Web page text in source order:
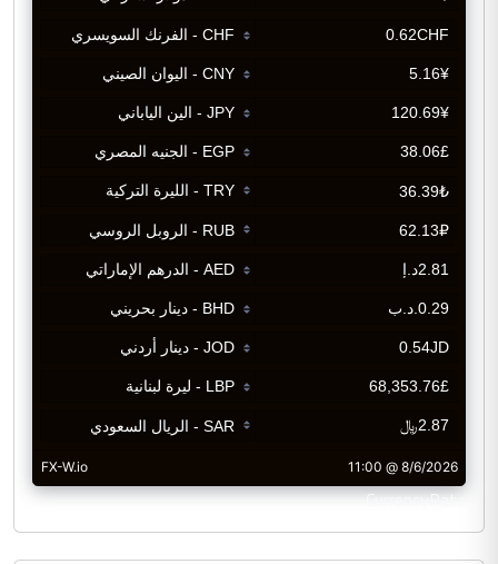
CurrencyRate